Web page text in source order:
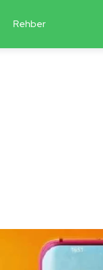
Rehber